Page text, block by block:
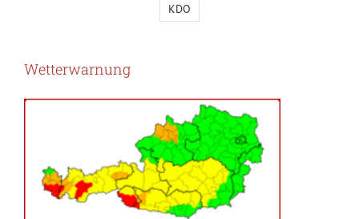
KDO
Wetterwarnung